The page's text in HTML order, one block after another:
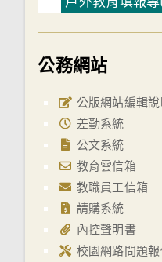
公務網站
公版網站編輯
差勤系統
公文系統
教育雲信箱
教職員工信箱
請購系統
內控聲明書
校園網路問題